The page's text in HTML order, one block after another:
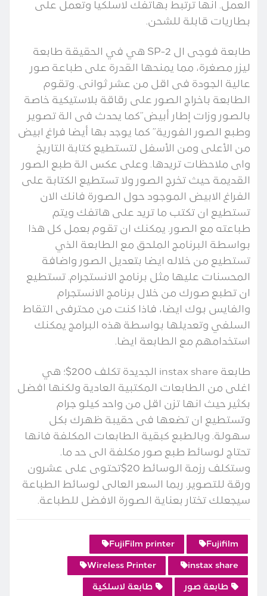
العمل. انها ترتبط بهاتفك لاسلكيا وتعمل على
بطاريات قابلة للشحن.
طابعة فوجى ال SP-2 هي في الحقيقة طابعة
ليزر مصغرة، مما يمنحها القدرة على طباعة صور
عالية الجودة فى اقل من عشر ثوانى. وتقوم
الطابعة باخراج الصور على رقاقة بلاستيكية خاصة
بالصور وزات إطار أبيض”كما يحدث فى الة تصوير
وطبع الصور الفورية” كما يوجد بها أيضا فراغ ابيض
من الأعلى ومن الأسفل لتستطيع كتابة التاريخ
واى ملاحظات تريدها. وعلى عكس الة طبع الصور
القديمة حيث تخرج الصور ولا تستطيع الكتابة على
الفراغ الابيض الموجود حول الصورة فانك الان
تستطيع ان تكتب ما تريد على هاتفك ويتم
طباعته مع الصور. يمكنك ان تقوم بعمل كل هذا
بواسطة البرنامج الملحق مع الطابعة الذي
تستطيع من خلاله ايضا بتعديل الصور واضافة
المحسنات عليها مثل برنامج الانستجرام. تستطيع
ان تطبع صورك من خلال برنامج الانستجرام
والفايس بوك ايضا، فاذا كنت من محترفى التقاط
السلفي وتعديلها بواسطة هذه البرامج يمكنك
استخدامهم مع الطابعة ايضا.
طابعة instax share الجديدة تكلف 200$؛ هي
اغلى من الطابعات المكتبية العادية ولكنها افضل
بكثير حيث انها تزن اقل من واحد كيلو جرام
وتستطيع ان تضعها فى حقيبة ظهرك بكل
سهولة. وبالطبع كبقية الطابعات المكلفة فانها
تحتاج لوسائط طبع صور مكلفة الى حد ما.
وستكلف رزمة الوسائط 20$تحتوى على عشرون
ورقة للتصوير. ربما السعر العالى لوسائط الطباعة
سيجعلك تختار بعناية الصورة الافضل للطباعة.
Fujifilm
FujiFilm printer
instax share
Wireless Printer
طابعة صور طابعة لاسلكية